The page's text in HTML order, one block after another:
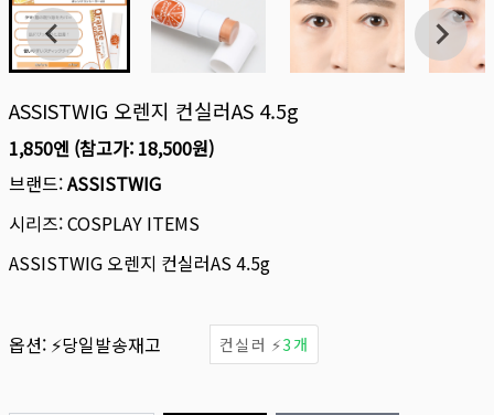
ASSISTWIG 오렌지 컨실러AS 4.5g
1,850엔 (참고가: 18,500원)
브랜드:ASSISTWIG
시리즈:COSPLAY ITEMS
ASSISTWIG 오렌지 컨실러AS 4.5g
옵션: ⚡당일발송재고 컨실러 ⚡3개